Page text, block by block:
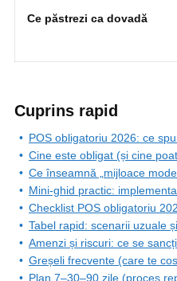
Ce păstrezi ca dovadă
Cuprins rapid
POS obligatoriu 2026: ce
Cine este obligat (și cine
Ce înseamnă „mijloace
Mini-ghid practic:
Checklist POS obligatoriu
Tabel rapid: scenarii uzuale
Amenzi și riscuri: ce se
Greșeli frecvente (care te
Plan 7–30–90 zile (proces